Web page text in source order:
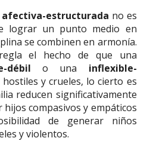
afectiva-estructurada no es
lograr un punto medio en
se combinen en armonía.
el hecho de que una
débil o una inflexible-
y crueles, lo cierto es
reducen significativamente
compasivos y empáticos
de generar niños
y violentos.